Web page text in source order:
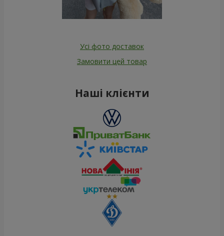
Усі фото доставок
Замовити цей товар
Наші клієнти